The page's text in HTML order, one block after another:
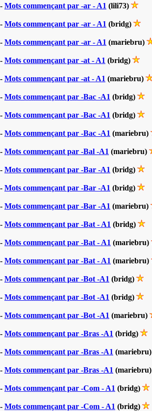
- Mots commençant par -ar - A1 (lili73)
- Mots commençant par -ar - A1 (bridg)
- Mots commençant par -ar - A1 (mariebru)
- Mots commençant par -at - A1 (bridg)
- Mots commençant par -at - A1 (mariebru)
- Mots commençant par -Bac -A1 (bridg)
- Mots commençant par -Bac -A1 (bridg)
- Mots commençant par -Bac -A1 (mariebru)
- Mots commençant par -Bal -A1 (mariebru)
- Mots commençant par -Bar -A1 (bridg)
- Mots commençant par -Bar -A1 (bridg)
- Mots commençant par -Bar -A1 (mariebru)
- Mots commençant par -Bat - A1 (bridg)
- Mots commençant par -Bat - A1 (mariebru)
- Mots commençant par -Bat - A1 (mariebru)
- Mots commençant par -Bot -A1 (bridg)
- Mots commençant par -Bot -A1 (bridg)
- Mots commençant par -Bot -A1 (mariebru)
- Mots commençant par -Bras -A1 (bridg)
- Mots commençant par -Bras -A1 (mariebru)
- Mots commençant par -Bras -A1 (mariebru)
- Mots commençant par -Com - A1 (bridg)
- Mots commençant par -Com - A1 (bridg)